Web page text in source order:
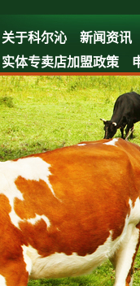
关于科尔沁
新闻资讯
实体专卖店加盟政策